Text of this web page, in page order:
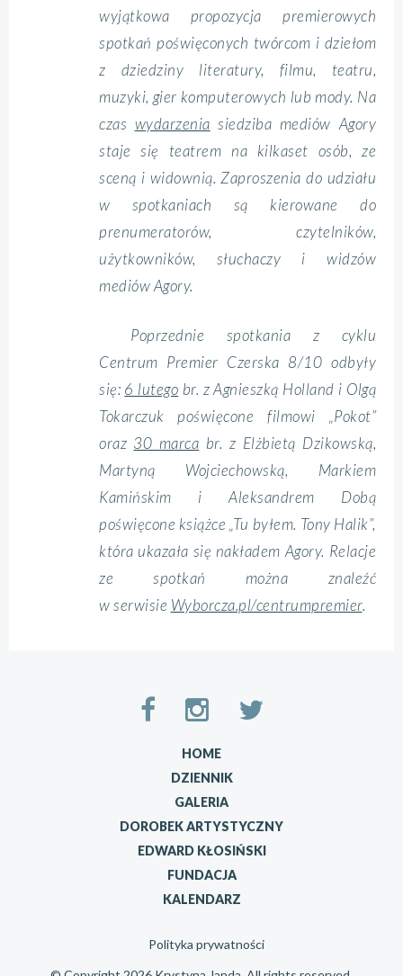
wyjątkowa propozycja premierowych
spotkań poświęconych twórcom i dziełom
z dziedziny literatury, filmu, teatru,
muzyki, gier komputerowych lub mody. Na
czas wydarzenia siedziba mediów Agory
staje się teatrem na kilkaset osób, ze
sceną i widownią. Zaproszenia do udziału
w spotkaniach są kierowane do
prenumeratorów, czytelników,
użytkowników, słuchaczy i widzów
mediów Agory.
Poprzednie spotkania z cyklu
Centrum Premier Czerska 8/10 odbyły
się: 6 lutego br. z Agnieszką Holland i Olgą
Tokarczuk poświęcone filmowi „Pokot”
oraz 30 marca br. z Elżbietą Dzikowską,
Martyną Wojciechowską, Markiem
Kamińskim i Aleksandrem Dobą
poświęcone książce „Tu byłem. Tony Halik”,
która ukazała się nakładem Agory. Relacje
ze spotkań można znaleźć
w serwisie Wyborcza.pl/centrumpremier.
HOME
DZIENNIK
GALERIA
DOROBEK ARTYSTYCZNY
EDWARD KŁOSIŃSKI
FUNDACJA
KALENDARZ
Polityka prywatności